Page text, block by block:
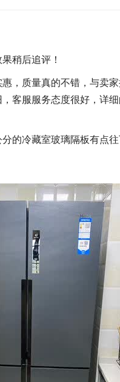
稍后追评！
，质量真的不错，与卖
客服服务态度很好，详
的冷藏室玻璃隔板有点